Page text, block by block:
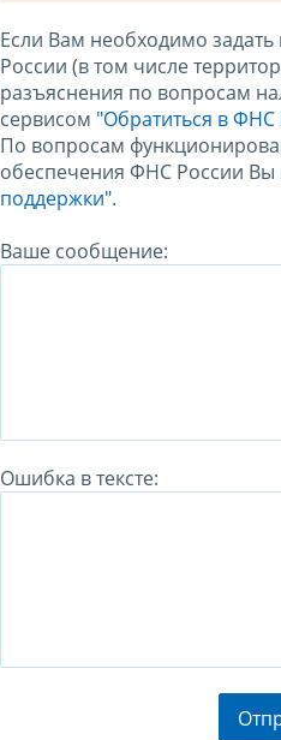
Если Вам необходимо
России (в том числе
разъяснения по вопросам
сервисом "Обратиться в ФНС
По вопросам
обеспечения ФНС России Вы
поддержки".
Ваше сообщение:
Ошибка в тексте: